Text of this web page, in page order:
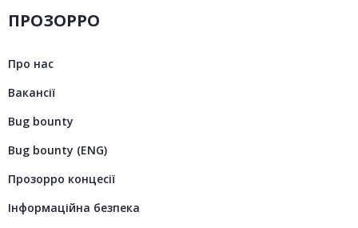
ПРОЗОРРО
Про нас
Вакансії
Bug bounty
Bug bounty (ENG)
Прозорро концесії
Інформаційна безпека